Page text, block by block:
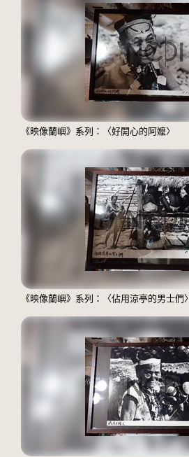
《映像蘭嶼》系列：〈好開心的阿嬤〉
《映像蘭嶼》系列：〈佔用涼亭的男士們〉